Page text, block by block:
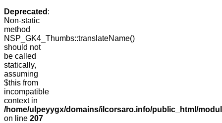
Deprecated :
Non-static
method
NSP_GK4_Thumbs::translateName()
should not
be called
statically,
assuming
$this from
incompatible
context in
/home/ulpeyygx/domains/ilcorsaro.info/public_html/
on line 207